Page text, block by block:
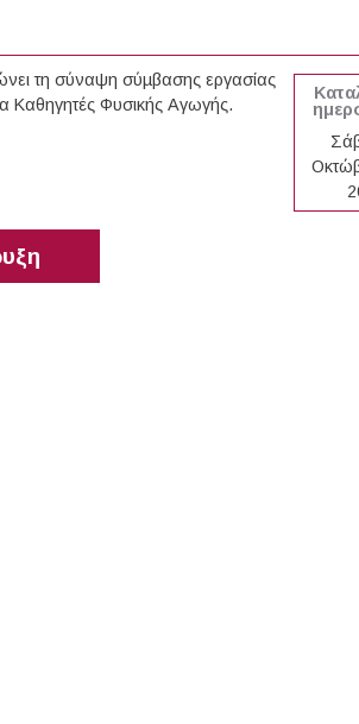
τη σύναψη σύµβασης εργασίας
Καθηγητές Φυσικής Αγωγής.